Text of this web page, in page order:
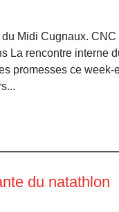
Midi Cugnaux. CNC
La rencontre interne
promesses ce week-
du natathlon